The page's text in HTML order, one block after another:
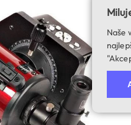
Naše